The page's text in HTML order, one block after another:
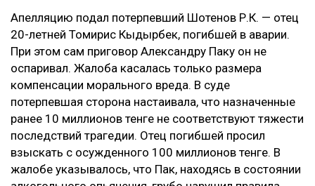
Апелляцию подал потерпевший Шотенов Р.К. — отец
20-летней Томирис Кыдырбек, погибшей в аварии.
При этом сам приговор Александру Паку он не
оспаривал. Жалоба касалась только размера
компенсации морального вреда. В суде
потерпевшая сторона настаивала, что назначенные
ранее 10 миллионов тенге не соответствуют тяжести
последствий трагедии. Отец погибшей просил
взыскать с осужденного 100 миллионов тенге. В
жалобе указывалось, что Пак, находясь в состоянии